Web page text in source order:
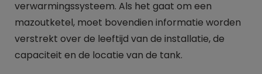
verwarmingssysteem. Als het gaat om een
mazoutketel, moet bovendien informatie worden
verstrekt over de leeftijd van de installatie, de
capaciteit en de locatie van de tank.